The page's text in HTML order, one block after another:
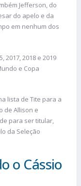
Jefferson, do
do apelo e da
em nenhum dos
2017, 2018 e 2019
e Copa
lista de Tite para a
de Allison e
para ser titular,
da Seleção
o Cássio